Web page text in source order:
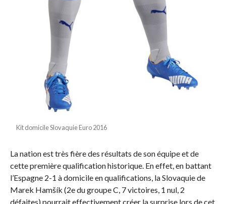
Kit domicile Slovaquie Euro 2016
La nation est très fière des résultats de son équipe et de
cette première qualification historique. En effet, en battant
l’Espagne 2-1 à domicile en qualifications, la Slovaquie de
Marek Hamšík (2e du groupe C, 7 victoires, 1 nul, 2
défaites) pourrait effectivement créer la surprise lors de cet